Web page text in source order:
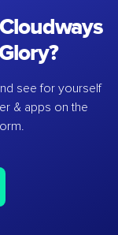
see for yourself
& apps on the